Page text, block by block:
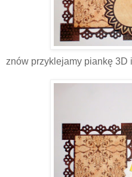
znów przyklejamy piankę 3D